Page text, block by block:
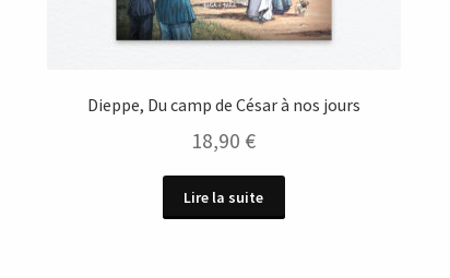
Dieppe, Du camp de César à nos jours
18,90 €
Lire la suite